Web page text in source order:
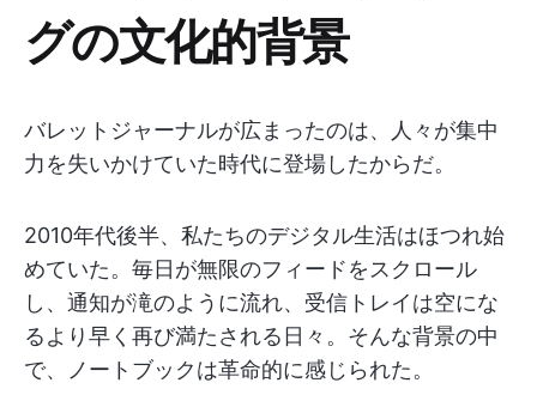
グの文化的背景
バレットジャーナルが広まったのは、人々が集中
力を失いかけていた時代に登場したからだ。
2010年代後半、私たちのデジタル生活はほつれ始
めていた。毎日が無限のフィードをスクロール
し、通知が滝のように流れ、受信トレイは空にな
るより早く再び満たされる日々。そんな背景の中
で、ノートブックは革命的に感じられた。